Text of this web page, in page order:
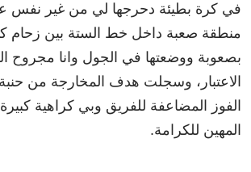
في كرة بطيئة دحرجها لي من غير نفس
منطقة صعبة داخل خط الستة بين زحام
بصعوبة ووضعتها في الجول وانا مجروح
الاعتبار، وسجلت هدف المخارجة من
الفوز المضاعفة للفريق وبي كراهية
المهين للكرامة.